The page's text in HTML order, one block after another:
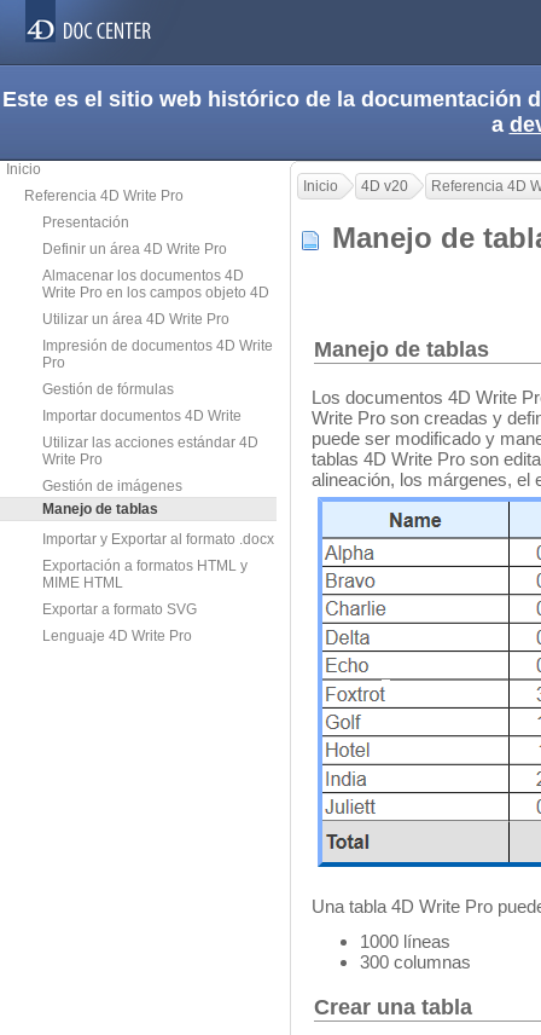
Este es el sitio web histórico de la documentación
a
Inicio
Referencia 4D Write Pro
Presentación
Definir un área 4D Write Pro
Almacenar los documentos 4D
Write Pro en los campos objeto 4D
Utilizar un área 4D Write Pro
Impresión de documentos 4D Write
Pro
Gestión de fórmulas
Importar documentos 4D Write
Utilizar las acciones estándar 4D
Write Pro
Gestión de imágenes
Manejo de tablas
Importar y Exportar al formato .docx
Exportación a formatos HTML y
MIME HTML
Exportar a formato SVG
Lenguaje 4D Write Pro
Inicio 4D v20 Referencia 4D
Manejo de
Manejo de tablas
Los documentos 4D Write
Write Pro son creadas y
puede ser modificado y
tablas 4D Write Pro son
alineación, los márgenes, el
Una tabla 4D Write Pro
1000 líneas
300 columnas
Crear una tabla